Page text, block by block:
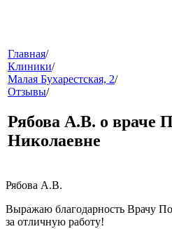
меню
звонок
Главная/
Клиники/
Малая Бухарестская, 2/
Отзывы/
Рябова А.В. о враче
Николаевне
Рябова А.В.
Выражаю благодарность Врачу
за отличную работу!